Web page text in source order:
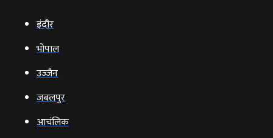
इंदौर
भोपाल
उज्‍जैन
जबलपुर
आचंलिक